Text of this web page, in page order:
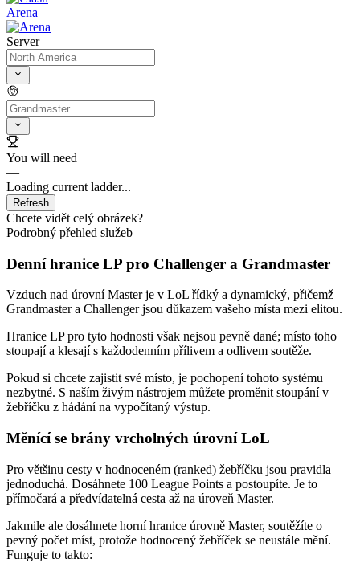
Arena
Server
You will need
—
Loading current ladder...
Refresh
Chcete vidět celý obrázek?
Podrobný přehled služeb
Denní hranice LP pro Challenger a Grandmaster
Vzduch nad úrovní Master je v LoL řídký a dynamický, přičemž
Grandmaster a Challenger jsou důkazem vašeho místa mezi elitou.
Hranice LP pro tyto hodnosti však nejsou pevně dané; místo toho
stoupají a klesají s každodenním přílivem a odlivem soutěže.
Pokud si chcete zajistit své místo, je pochopení tohoto systému
nezbytné. S naším živým nástrojem můžete proměnit stoupání v
žebříčku z hádání na vypočítaný výstup.
Měnící se brány vrcholných úrovní LoL
Pro většinu cesty v hodnoceném (ranked) žebříčku jsou pravidla
jednoduchá. Dosáhnete 100 League Points a postoupíte. Je to
přímočará a předvídatelná cesta až na úroveň Master.
Jakmile ale dosáhnete horní hranice úrovně Master, soutěžíte o
pevný počet míst, protože hodnocený žebříček se neustále mění.
Funguje to takto: